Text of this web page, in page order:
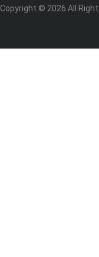
Copyright © 2026 All